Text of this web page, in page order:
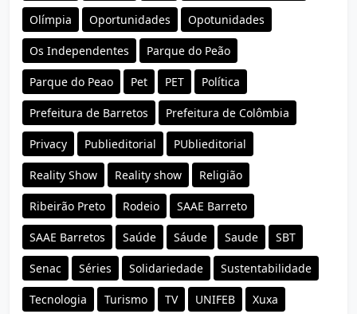
Olímpia Oportunidades Opotunidades
Os Independentes Parque do Peão
Parque do Peao Pet PET Política
Prefeitura de Barretos Prefeitura de Colômbia
Privacy Publieditorial PUblieditorial
Reality Show Reality show Religião
Ribeirão Preto Rodeio SAAE Barreto
SAAE Barretos Saúde Sáude Saude SBT
Senac Séries Solidariedade Sustentabilidade
Tecnologia Turismo TV UNIFEB Xuxa